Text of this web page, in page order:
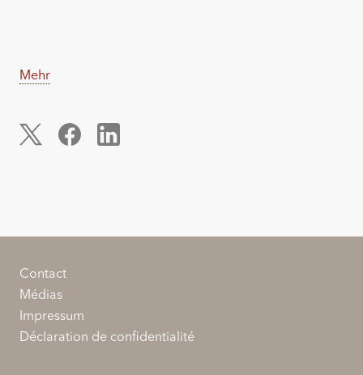
Mehr
Contact
Médias
Impressum
Déclaration de confidentialité